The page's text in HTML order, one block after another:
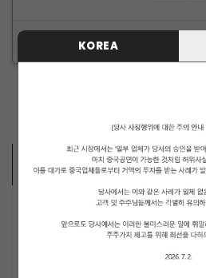
KOREA
ARTISTS VIDEO